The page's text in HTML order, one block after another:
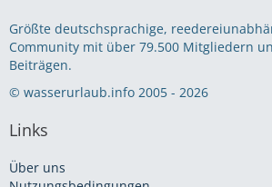
Größte deutschsprachige,
Community mit über 79.500 Mitgliedern
Beiträgen.
© wasserurlaub.info 2005 - 2026
Links
Über uns